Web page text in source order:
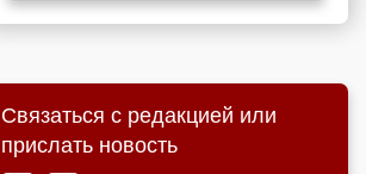
Связаться с редакцией или
прислать новость